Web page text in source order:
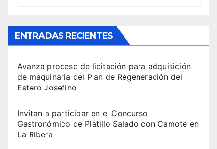
ENTRADAS RECIENTES
Avanza proceso de licitación para adquisición
de maquinaria del Plan de Regeneración del
Estero Josefino
Invitan a participar en el Concurso
Gastronómico de Platillo Salado con Camote en
La Ribera